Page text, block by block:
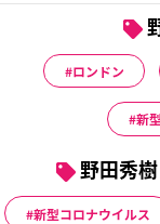
ロンドン
新
野田秀
新型コロナウイルス